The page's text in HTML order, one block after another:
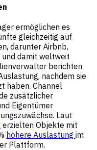
ermöglichen es
gleichzeitig auf
darunter Airbnb,
und damit weltweit
berichten
nachdem sie
haben. Channel
zusätzlicher
Eigentümer
Laut
erzielten Objekte mit
höhere Auslastung im
Plattform.